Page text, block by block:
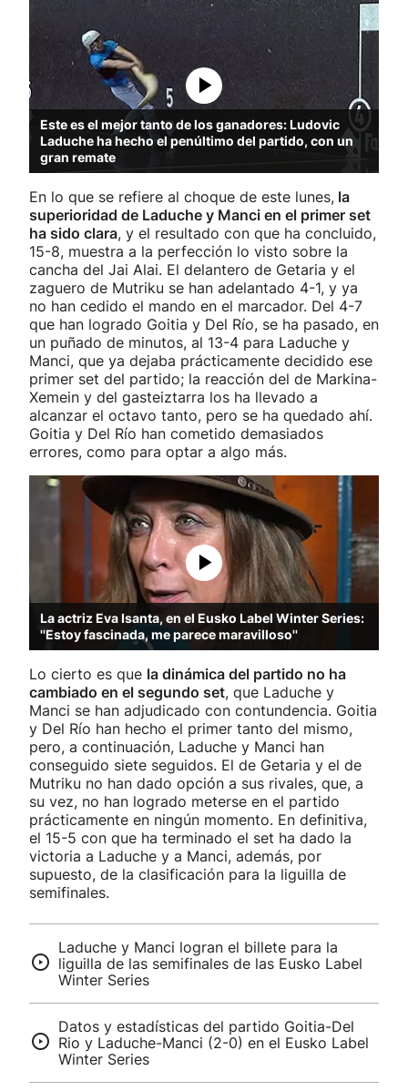
Este es el mejor tanto de los ganadores: Ludovic
Laduche ha hecho el penúltimo del partido, con un
gran remate
En lo que se refiere al choque de este lunes, la
superioridad de Laduche y Manci en el primer set
ha sido clara, y el resultado con que ha concluido,
15-8, muestra a la perfección lo visto sobre la
cancha del Jai Alai. El delantero de Getaria y el
zaguero de Mutriku se han adelantado 4-1, y ya
no han cedido el mando en el marcador. Del 4-7
que han logrado Goitia y Del Río, se ha pasado, en
un puñado de minutos, al 13-4 para Laduche y
Manci, que ya dejaba prácticamente decidido ese
primer set del partido; la reacción del de Markina-
Xemein y del gasteiztarra los ha llevado a
alcanzar el octavo tanto, pero se ha quedado ahí.
Goitia y Del Río han cometido demasiados
errores, como para optar a algo más.
La actriz Eva Isanta, en el Eusko Label Winter Series:
''Estoy fascinada, me parece maravilloso''
Lo cierto es que la dinámica del partido no ha
cambiado en el segundo set, que Laduche y
Manci se han adjudicado con contundencia. Goitia
y Del Río han hecho el primer tanto del mismo,
pero, a continuación, Laduche y Manci han
conseguido siete seguidos. El de Getaria y el de
Mutriku no han dado opción a sus rivales, que, a
su vez, no han logrado meterse en el partido
prácticamente en ningún momento. En definitiva,
el 15-5 con que ha terminado el set ha dado la
victoria a Laduche y a Manci, además, por
supuesto, de la clasificación para la liguilla de
semifinales.
Laduche y Manci logran el billete para la
liguilla de las semifinales de las Eusko Label
Winter Series
Datos y estadísticas del partido Goitia-Del
Rio y Laduche-Manci (2-0) en el Eusko Label
Winter Series